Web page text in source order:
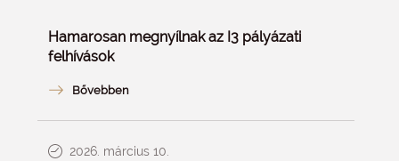
Hamarosan megnyílnak az I3 pályázati
felhívások
2026. március 10.